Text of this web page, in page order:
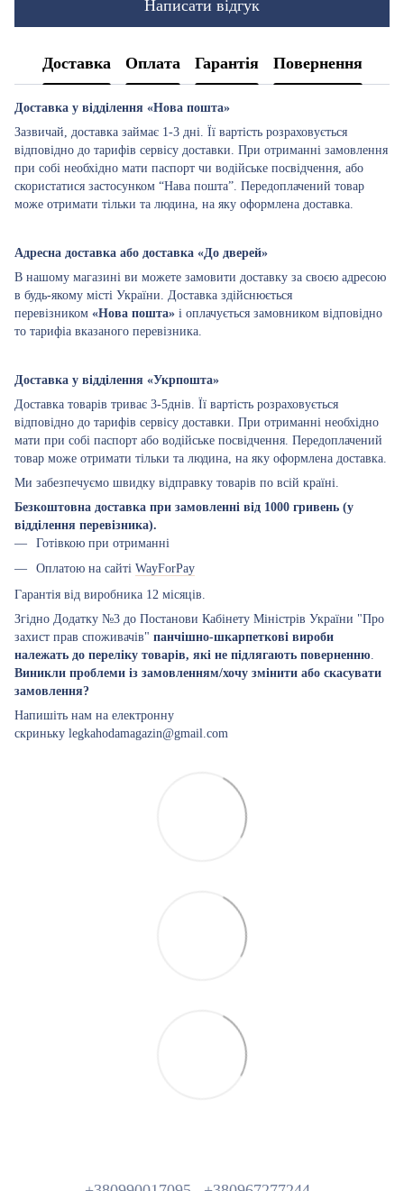
Написати відгук
Доставка Оплата Гарантія Повернення
Доставка у відділення «Нова пошта»
Зазвичай, доставка займає 1-3 дні. Її вартість розраховується
відповідно до тарифів сервісу доставки. При отриманні замовлення
при собі необхідно мати паспорт чи водійське посвідчення, або
скористатися застосунком “Нава пошта”. Передоплачений товар
може отримати тільки та людина, на яку оформлена доставка.
Адресна доставка або доставка «До дверей»
В нашому магазині ви можете замовити доставку за своєю адресою
в будь-якому місті України. Доставка здійснюється
перевізником «Нова пошта» і оплачується замовником відповідно
то тарифіа вказаного перевізника.
Доставка у відділення «Укрпошта»
Доставка товарів триває 3-5днів. Її вартість розраховується
відповідно до тарифів сервісу доставки. При отриманні необхідно
мати при собі паспорт або водійське посвідчення. Передоплачений
товар може отримати тільки та людина, на яку оформлена доставка.
Ми забезпечуємо швидку відправку товарів по всій країні.
Безкоштовна доставка при замовленні від 1000 гривень (у
відділення перевізника).
Готівкою при отриманні
Оплатою на сайті WayForPay
Гарантія від виробника 12 місяців.
Згідно Додатку №3 до Постанови Кабінету Міністрів України "Про
захист прав споживачів" панчішно-шкарпеткові вироби
належать до переліку товарів, які не підлягають поверненню
Виникли проблеми із замовленням/хочу змінити або скасувати
замовлення?
Напишіть нам на електронну
скриньку legkahodamagazin@gmail.com